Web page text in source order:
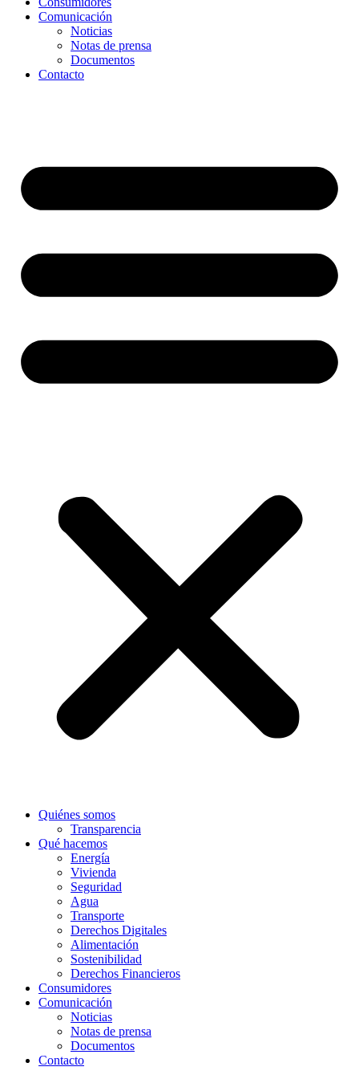
Comunicación
Noticias
Notas de prensa
Documentos
Contacto
Quiénes somos
Transparencia
Qué hacemos
Energía
Vivienda
Seguridad
Agua
Transporte
Derechos Digitales
Alimentación
Sostenibilidad
Derechos Financieros
Consumidores
Comunicación
Noticias
Notas de prensa
Documentos
Contacto